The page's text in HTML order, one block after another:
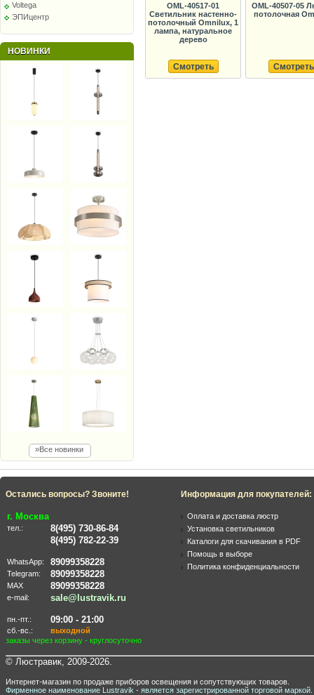
Voltega
ЭПИцентр
НОВИНКИ
»Все новинки
OML-40517-01
Светильник настенно-
потолочный Omnilux, 1
лампа, натуральное
дерево
Смотреть
OML-40507-05
потолочная
Смотреть
Остались вопросы? Звоните!
г. Москва
тел.:
8(495) 730-86-84
8(495) 782-22-39
WhatsApp: 89099358228
Telegram: 89099358228
MAX 89099358228
e-mail: sale@lustravik.ru
пн.-пт.: 09:00 - 21:00
сб.-вс.:
выходной
заказы через корзину - круглосуточно
Информация для покупателей:
Оплата и доставка люстр
Установка светильников
Каталоги для скачивания в PDF
Помощь в выборе
Политика конфиденциальности
© Люстравик, 2009-2026.
Интернет-магазин по продаже приборов освещения и сопутствующих товаров.
Фирменное наименование Lustravik - является зарегистрированной торговой